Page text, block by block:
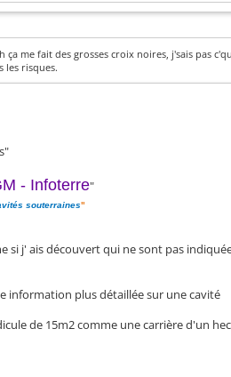
me fait des grosses croix noires, j'sais pas
les risques.
- Infoterre"
souterraines"
si j' ais découvert qui ne sont pas
information plus détaillée sur une cavité
de 15m2 comme une carrière d'un